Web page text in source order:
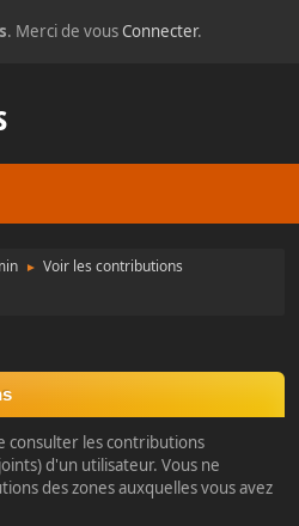
. Merci de vousConnecter.
► Voir les contributions
consulter les contributions
d'un utilisateur. Vous ne
des zones auxquelles vous avez